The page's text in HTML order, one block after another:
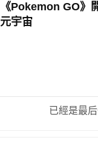
《Pokemon GO》
元宇宙
已經是最